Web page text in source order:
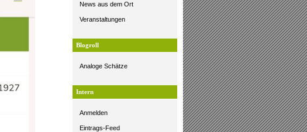
News aus dem Ort
Veranstaltungen
Blogroll
Analoge Schätze
Intern
Anmelden
Eintrags-Feed